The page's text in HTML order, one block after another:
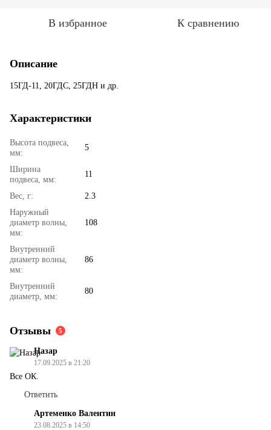
В избранное К сравнению
Описание
15ГД-11, 20ГДС, 25ГДН и др.
Характеристики
Высота подвеса,
мм:
5
Ширина
подвеса, мм:
11
Вес, г:
2.3
Наружный
диаметр волны,
мм:
108
Внутренний
диаметр волны,
мм:
86
Внутренний
диаметр, мм:
80
Отзывы 5
Назар
17.09.2025 в 21:20
Все ОК.
Ответить
Артеменко Валентин
23.08.2025 в 14:50